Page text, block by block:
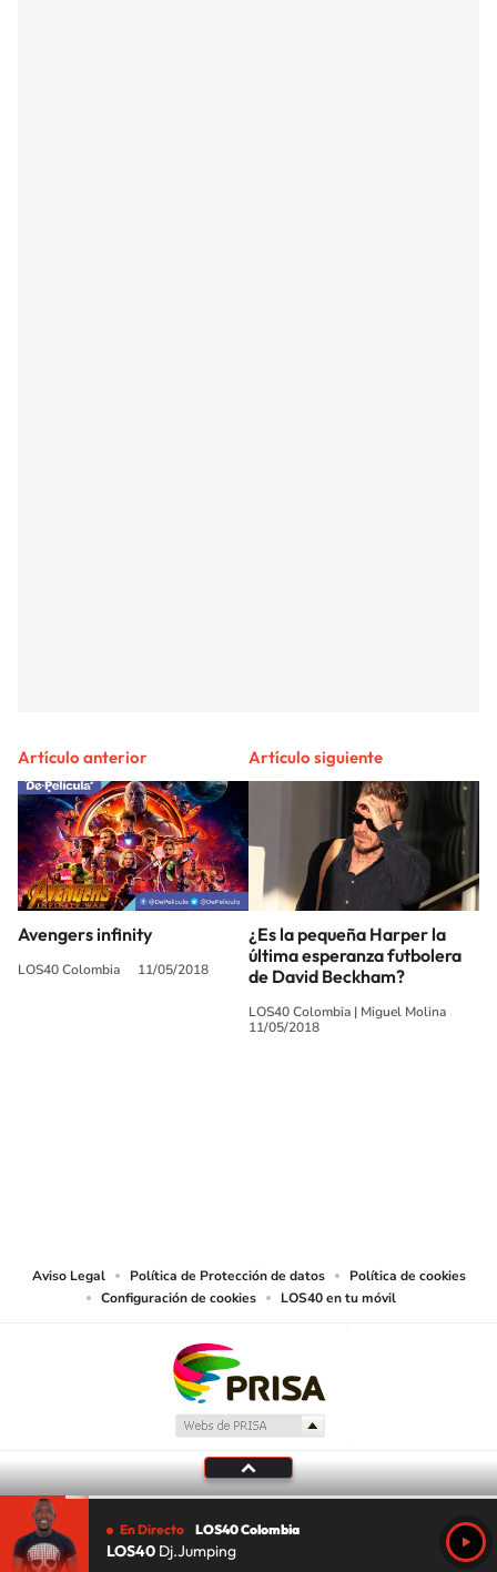
Artículo anterior
Avengers infinity
LOS40 Colombia 11/05/2018
Artículo siguiente
¿Es la pequeña Harper la
última esperanza futbolera
de David Beckham?
LOS40 Colombia | Miguel Molina
11/05/2018
Aviso Legal Política de Protección de datos
Política de cookies
Configuración de cookies
LOS40 en tu móvil
En Directo LOS40 Colombia
LOS40 Dj.Jumping